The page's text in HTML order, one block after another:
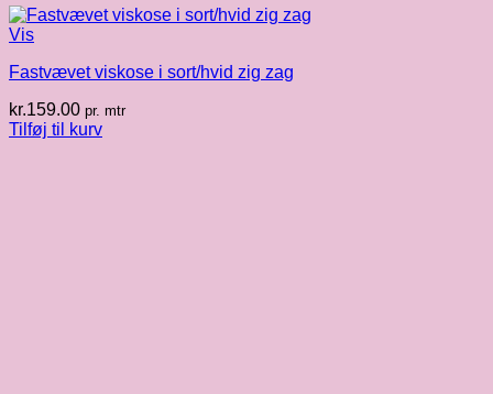
Vis
Fastvævet viskose i sort/hvid zig zag
kr.159.00 pr. mtr
Tilføj til kurv